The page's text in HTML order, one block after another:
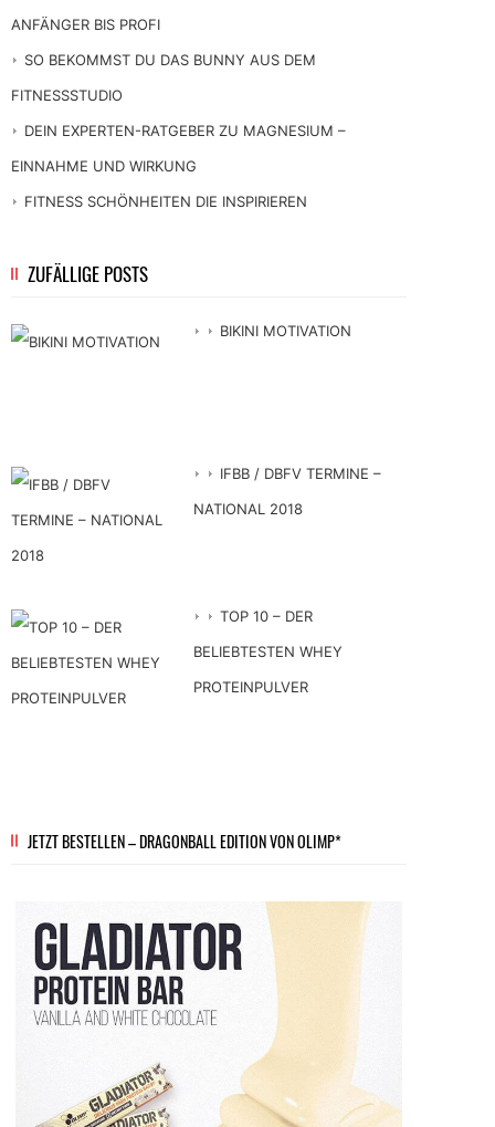
ANFÄNGER BIS PROFI
SO BEKOMMST DU DAS BUNNY AUS DEM
FITNESSSTUDIO
DEIN EXPERTEN-RATGEBER ZU MAGNESIUM –
EINNAHME UND WIRKUNG
FITNESS SCHÖNHEITEN DIE INSPIRIEREN
ZUFÄLLIGE POSTS
BIKINI MOTIVATION
IFBB / DBFV TERMINE –
NATIONAL 2018
TOP 10 – DER
BELIEBTESTEN WHEY
PROTEINPULVER
JETZT BESTELLEN – DRAGONBALL EDITION VON OLIMP*